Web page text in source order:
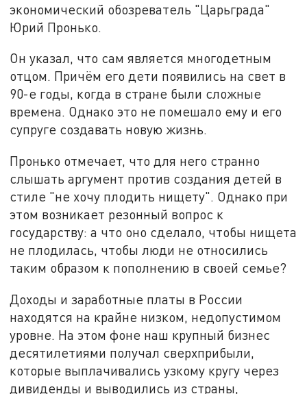
экономический обозреватель "Царьграда"
Юрий Пронько.
Он указал, что сам является многодетным
отцом. Причём его дети появились на свет в
90-е годы, когда в стране были сложные
времена. Однако это не помешало ему и его
супруге создавать новую жизнь.
Пронько отмечает, что для него странно
слышать аргумент против создания детей в
стиле "не хочу плодить нищету". Однако при
этом возникает резонный вопрос к
государству: а что оно сделало, чтобы нищета
не плодилась, чтобы люди не относились
таким образом к пополнению в своей семье?
Доходы и заработные платы в России
находятся на крайне низком, недопустимом
уровне. На этом фоне наш крупный бизнес
десятилетиями получал сверхприбыли,
которые выплачивались узкому кругу через
дивиденды и выводились из страны,